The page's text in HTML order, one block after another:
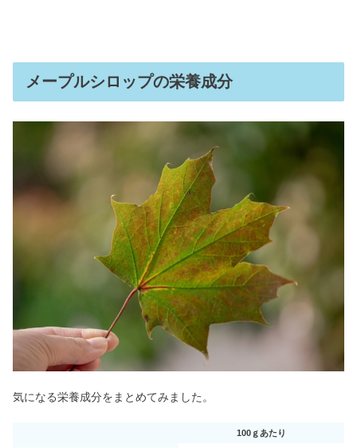
メープルシロップの栄養成分
気になる栄養成分をまとめてみました。
100ｇあたり